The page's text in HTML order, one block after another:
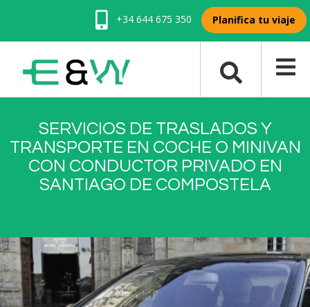
+34 644 675 350 Planifica tu viaje
SERVICIOS DE TRASLADOS Y
TRANSPORTE EN COCHE O MINIVAN
CON CONDUCTOR PRIVADO EN
SANTIAGO DE COMPOSTELA